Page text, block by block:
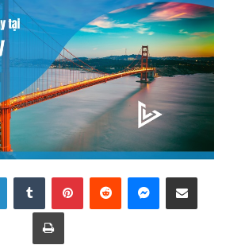
LinkedInTumblr PinterestReddit Messenger
Share via Email
Print